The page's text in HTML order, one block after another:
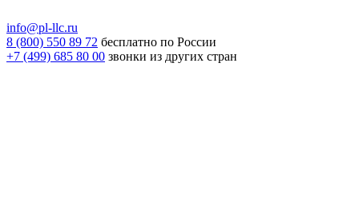
info@pl-llc.ru
8 (800) 550 89 72 бесплатно по России
+7 (499) 685 80 00 звонки из других стран